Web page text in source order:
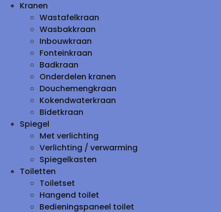
Kranen
Wastafelkraan
Wasbakkraan
Inbouwkraan
Fonteinkraan
Badkraan
Onderdelen kranen
Douchemengkraan
Kokendwaterkraan
Bidetkraan
Spiegel
Met verlichting
Verlichting / verwarming
Spiegelkasten
Toiletten
Toiletset
Hangend toilet
Bedieningspaneel toilet